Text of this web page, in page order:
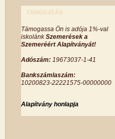
TÁMOGATÁS
Támogassa Ön is adója 1%-val
iskolánkSzemerések a
Szemeréért Alapítványát!
Adószám: 19673037-1-41
Bankszámlaszám:
10200823-22221575-00000000
Alapítvány honlapja